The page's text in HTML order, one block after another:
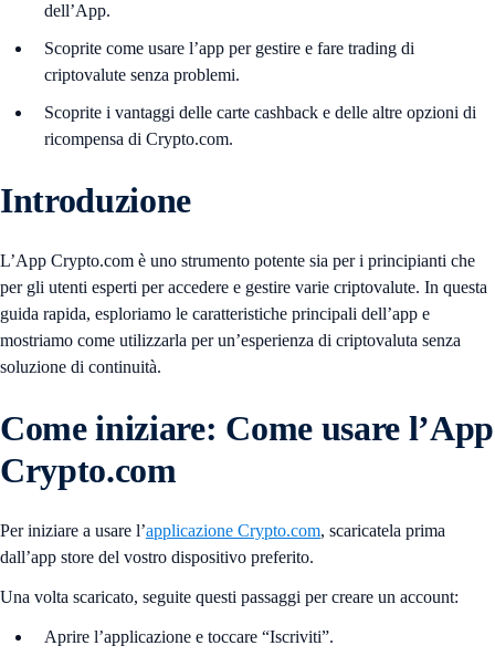
dell’App.
Scoprite come usare l’app per gestire e fare trading di
criptovalute senza problemi.
Scoprite i vantaggi delle carte cashback e delle altre opzioni di
ricompensa di Crypto.com.
Introduzione
L’App Crypto.com è uno strumento potente sia per i principianti che
per gli utenti esperti per accedere e gestire varie criptovalute. In questa
guida rapida, esploriamo le caratteristiche principali dell’app e
mostriamo come utilizzarla per un’esperienza di criptovaluta senza
soluzione di continuità.
Come iniziare: Come usare l’App
Crypto.com
Per iniziare a usare l’applicazione Crypto.com, scaricatela prima
dall’app store del vostro dispositivo preferito.
Una volta scaricato, seguite questi passaggi per creare un account:
Aprire l’applicazione e toccare “Iscriviti”.